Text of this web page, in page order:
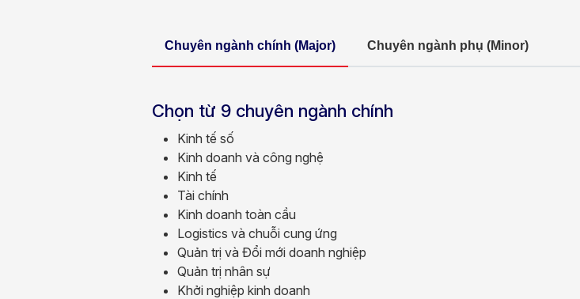
Chuyên ngành chính (Major) Chuyên ngành phụ (Minor)
Chọn từ 9 chuyên ngành chính
Kinh tế số
Kinh doanh và công nghệ
Kinh tế
Tài chính
Kinh doanh toàn cầu
Logistics và chuỗi cung ứng
Quản trị và Đổi mới doanh nghiệp
Quản trị nhân sự
Khởi nghiệp kinh doanh